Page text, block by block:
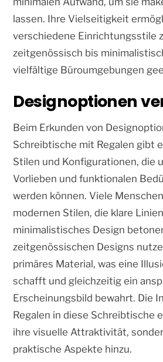
lassen. Ihre Vielseitigkeit
verschiedene Einrichtungsstile
zeitgenössisch bis
vielfältige Büroumgebungen
Designoptionen
Beim Erkunden von
Schreibtische mit Regalen gibt
Stilen und Konfigurationen, die
Vorlieben und funktionalen
werden können. Viele
modernen Stilen, die klare
minimalistisches Design
zeitgenössischen Designs
primäres Material, was eine
schafft und gleichzeitig ein
Erscheinungsbild bewahrt. Die
Regalen in diese Schreibtische
ihre visuelle Attraktivität,
praktische Aspekte hinzu.